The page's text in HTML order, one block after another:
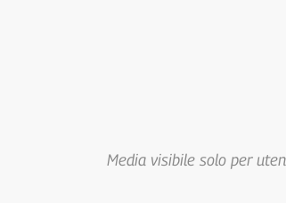
Media visibile solo per